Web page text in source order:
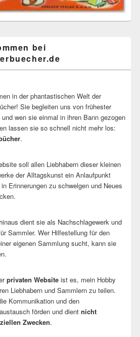
bei
in der phantastischen Welt der
Sie begleiten uns von frühester
wen sie einmal in ihren Bann gezogen
lassen sie so schnell nicht mehr los:
.
soll allen Liebhabern dieser kleinen
der Alltagskunst ein Anlaufpunkt
Erinnerungen zu schwelgen und Neues
dient sie als Nachschlagewerk und
Sammler. Wer Hilfestellung für den
eigenen Sammlung sucht, kann sie
privaten Website ist es, mein Hobby
Liebhabern und Sammlern zu teilen.
Kommunikation und den
förden und dient nicht
Zwecken.